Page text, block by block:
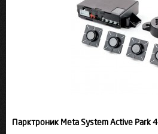
Парктроник Meta System Active Park 4